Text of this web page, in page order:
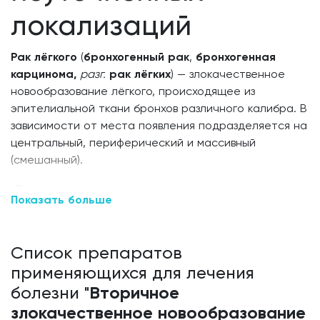
Добавить аптеку
локализаций
Рак лёгкого (бронхогенный рак, бронхогенная
карцинома, разг. рак лёгких) — злокачественное
новообразование лёгкого, происходящее из
эпителиальной ткани бронхов различного калибра. В
зависимости от места появления подразделяется на
центральный, периферический и массивный
(смешанный).
Эпидемиология
является наиболее часто встречающейся
злокачественной опухолью и является наиболее
распространённой причиной смерти от
онкологической патологии. Согласно данным
Показать больше
Список препаратов
применяющихся для лечения
болезни "Вторичное
злокачественное новообразование